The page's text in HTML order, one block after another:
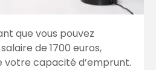
que vous pouvez
de 1700 euros,
votre capacité d’emprunt.